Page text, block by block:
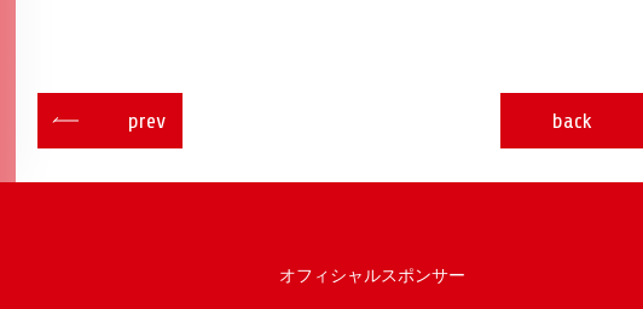
prev back
オフィシャルスポンサー